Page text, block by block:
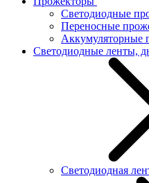
Светодиодные
Переносные
Аккумуляторные
Светодиодные ленты,
Светодиодная